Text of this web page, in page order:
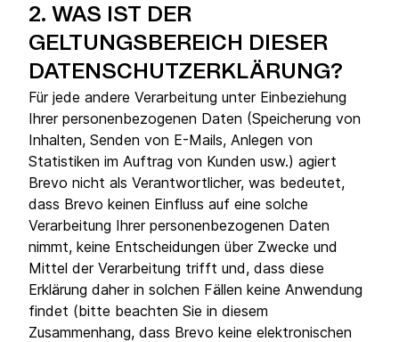
2. WAS IST DER
GELTUNGSBEREICH DIESER
DATENSCHUTZERKLÄRUNG?
Für jede andere Verarbeitung unter Einbeziehung
Ihrer personenbezogenen Daten (Speicherung von
Inhalten, Senden von E-Mails, Anlegen von
Statistiken im Auftrag von Kunden usw.) agiert
Brevo nicht als Verantwortlicher, was bedeutet,
dass Brevo keinen Einfluss auf eine solche
Verarbeitung Ihrer personenbezogenen Daten
nimmt, keine Entscheidungen über Zwecke und
Mittel der Verarbeitung trifft und, dass diese
Erklärung daher in solchen Fällen keine Anwendung
findet (bitte beachten Sie in diesem
Zusammenhang, dass Brevo keine elektronischen